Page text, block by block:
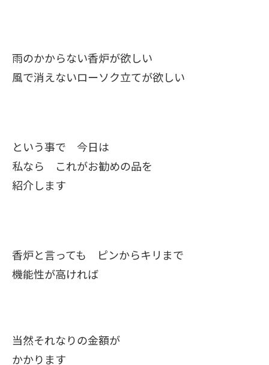
雨のかからない香炉が欲しい
風で消えないローソク立てが欲しい
という事で 今日は
私なら これがお勧めの品を
紹介します
香炉と言っても ピンからキリまで
機能性が高ければ
当然それなりの金額が
かかります